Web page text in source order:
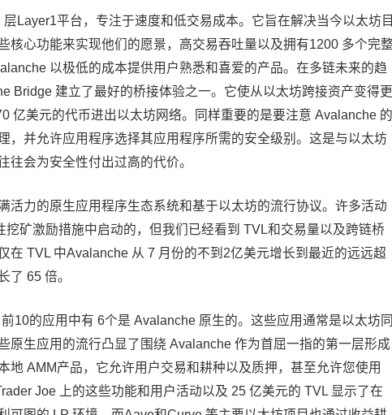
Layer1平台，专注于速度和低交易成本。它旨在解决当今以太坊
核心功能来实现他们的愿景，高交易吞吐量以及拥有1200 多个完
以极低的成本提供用户熟悉和喜爱的产品。在多链未来的趋
Bridge‌ 建立了最好的桥接体验之一。它使从以太坊跨接资产变得更
亿美元的代币进出以太坊网络。同样重要的是要注意 Avalanche 的
，并允许应用程序选择其应用程序所需的安全级别。这是与以太坊
往会为安全性付出过高的代价。
活力的原生应用程序生态系统和基于以太坊的流行协议。许多活动
矿激励措施中启动的，但我们已经看到 TVL和交易量以及跨链桥
在 TVL 中Avalanche 从 7 月份的不到2亿美元增长到最近的远远超
了 65 倍。
10的应用中有 6个是 Avalanche 原生的。这些应用通常是以太坊
原生应用的流行凸显了围绕 Avalanche 作为首屈一指的第一层形成
地 AMM产品，它允许用户交易和耕种以及质押，甚至允许您使用
Joe 上的这些功能和用户活动以及 25 亿美元的 TVL 显示了在